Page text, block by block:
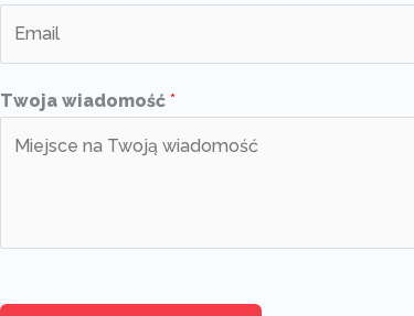
Twoja wiadomość *